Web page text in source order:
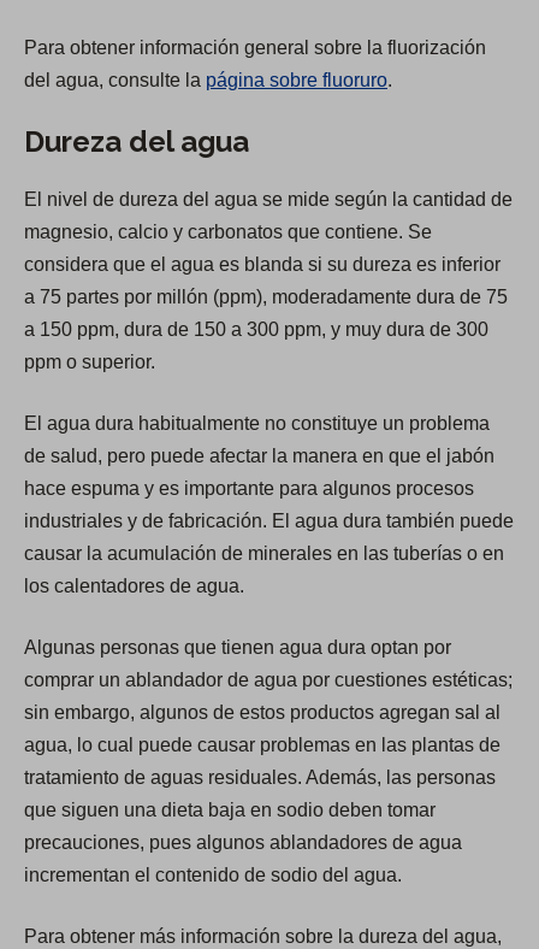
p
e
s
n
a
n
e
w
Para obtener información general sobre la fluorización
del agua, consulte la página sobre fluoruro.
Dureza del agua
El nivel de dureza del agua se mide según la cantidad de
magnesio, calcio y carbonatos que contiene. Se
considera que el agua es blanda si su dureza es inferior
a 75 partes por millón (ppm), moderadamente dura de 75
a 150 ppm, dura de 150 a 300 ppm, y muy dura de 300
ppm o superior.
El agua dura habitualmente no constituye un problema
de salud, pero puede afectar la manera en que el jabón
hace espuma y es importante para algunos procesos
industriales y de fabricación. El agua dura también puede
causar la acumulación de minerales en las tuberías o en
los calentadores de agua.
Algunas personas que tienen agua dura optan por
comprar un ablandador de agua por cuestiones estéticas;
sin embargo, algunos de estos productos agregan sal al
agua, lo cual puede causar problemas en las plantas de
tratamiento de aguas residuales. Además, las personas
que siguen una dieta baja en sodio deben tomar
precauciones, pues algunos ablandadores de agua
incrementan el contenido de sodio del agua.
Para obtener más información sobre la dureza del agua,